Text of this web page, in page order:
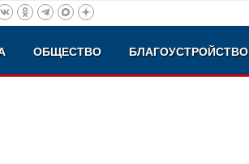
ОБЩЕСТВО БЛАГОУСТРОЙСТВО